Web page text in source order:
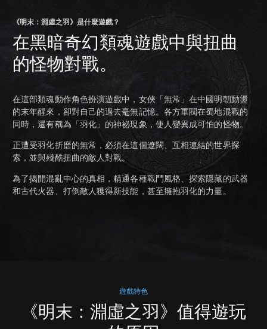
《明末：淵虛之羽》是什麼遊戲？
在黑暗奇幻類魂遊戲中與扭曲
的怪物對戰。
在這部類魂動作角色扮演遊戲中，女俠「無常」在中國明朝動盪
的末年醒來，卻對自己的過去毫無記憶。各方軍閥在蜀地混戰的
同時，還有稱為「羽化」的神祕現象，使人變異成可怕的怪物。
正遭受羽化折磨的無常，必須在這個遼闊、互相連結的世界探
索，並與殘酷扭曲的敵人對戰。
為了揭開混亂中心的真相，精通各種戰鬥風格、探索隱藏的武器
和古代火器、打倒敵人獲得新技能，甚至擁抱羽化的力量。
遊戲特色
《明末：淵虛之羽》值得遊玩